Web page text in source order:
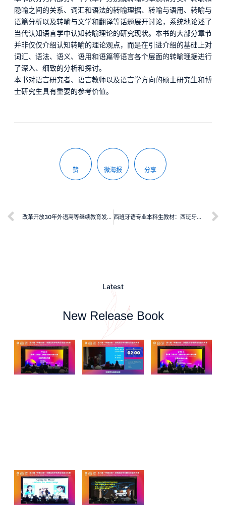
隐喻之间的关系、词汇和语法的转喻理据、转喻与语用、转喻与
语篇分析以及转喻与文学和翻译等话题展开讨论，系统地论述了
当代认知语言学中认知转喻理论的研究现状。本书的大部分章节
并非仅仅介绍认知转喻的理论观点，而是在引进介绍的基础上对
词汇、语法、语义、语用和语篇等语言各个层面的转喻理据进行
了深入、细致的分析和探讨。
本书对语言研究者、语言教师以及语言学方向的硕士研究生和博
士研究生具有重要的参考价值。
赞 微海报 分享
改革开放30年外语高等继续教育发展报告 西班牙语专业本科生教材：西班牙语阅读教程(4)
Latest
New Release Book